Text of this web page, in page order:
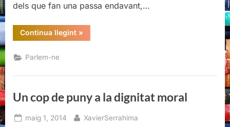
dels que fan una passa endavant,…
Continua llegint“Ara
és
»
Parlem-ne
Un cop de puny a la dignitat moral
Posted
maig 1, 2014 By
XavierSerrahima